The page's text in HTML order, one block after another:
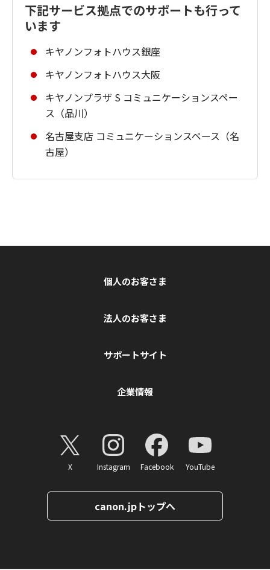
下記サービス拠点でのサポートも行って
います
キヤノンフォトハウス銀座
キヤノンフォトハウス大阪
キヤノンプラザ S コミュニケーションスペー
ス（品川）
名古屋支店 コミュニケーションスペース（名
古屋）
個人のお客さま
法人のお客さま
サポートサイト
企業情報
X Instagram Facebook YouTube
canon.jpトップへ